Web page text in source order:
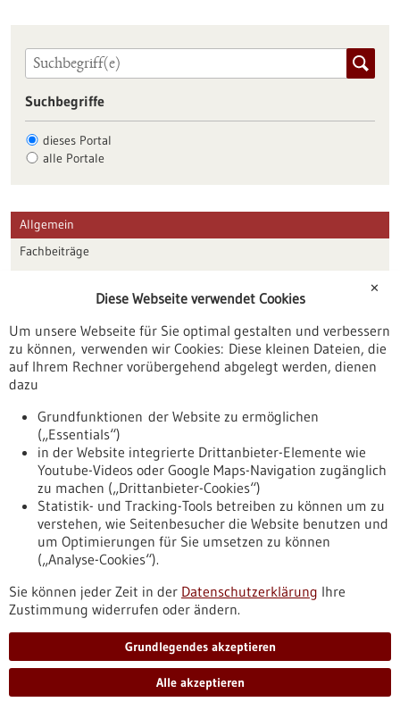
Suchbegriffe
dieses Portal
alle Portale
Allgemein
Fachbeiträge
Veranstaltungen
Erscheinungsdatum
Nach oben
Informiert bleiben
Newsletter abonnieren
✕
Diese Webseite verwendet Cookies
Um unsere Webseite für Sie optimal gestalten und verbessern
zu können, verwenden wir Cookies: Diese kleinen Dateien, die
auf Ihrem Rechner vorübergehend abgelegt werden, dienen
dazu
Grundfunktionen der Website zu ermöglichen
(„Essentials“)
in der Website integrierte Drittanbieter-Elemente wie
Youtube-Videos oder Google Maps-Navigation zugänglich
zu machen („Drittanbieter-Cookies“)
Statistik- und Tracking-Tools betreiben zu können um zu
verstehen, wie Seitenbesucher die Website benutzen und
um Optimierungen für Sie umsetzen zu können
(„Analyse-Cookies“).
Sie können jeder Zeit in der Datenschutzerklärung Ihre
Zustimmung widerrufen oder ändern.
Grundlegendes akzeptieren
Alle akzeptieren